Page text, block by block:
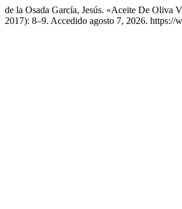
de la Osada García, Jesús. «Aceite De Oliva
2017): 8–9. Accedido agosto 7, 2026.